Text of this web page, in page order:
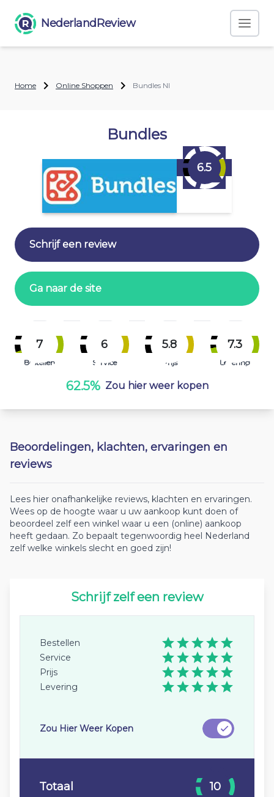
NederlandReview
Home Online Shoppen Bundles Nl
Bundles
6.5
Schrijf een review
Ga naar de site
7
Bestellen
6
Service
5.8
Prijs
7.3
Levering
62.5% Zou hier weer kopen
Beoordelingen, klachten, ervaringen en
reviews
Lees hier onafhankelijke reviews, klachten en ervaringen.
Wees op de hoogte waar u uw aankoop kunt doen of
beoordeel zelf een winkel waar u een (online) aankoop
heeft gedaan. Zo bepaalt tegenwoordig heel Nederland
zelf welke winkels slecht en goed zijn!
Schrijf zelf een review
Bestellen
Service
Prijs
Levering
Zou Hier Weer Kopen
Totaal 10